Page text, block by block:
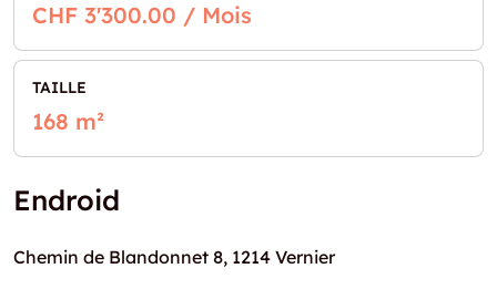
CHF 3'300.00 / Mois
TAILLE
168 m²
Endroid
Chemin de Blandonnet 8, 1214 Vernier